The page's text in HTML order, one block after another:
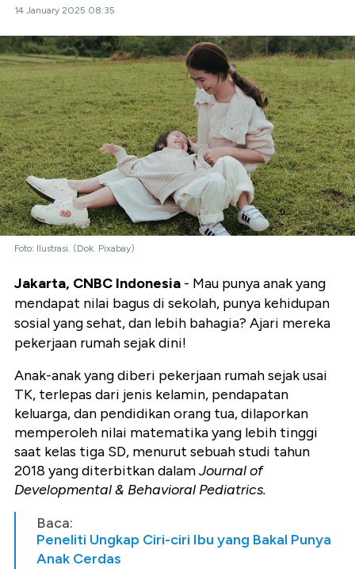
14 January 2025 08:35
Foto: Ilustrasi. (Dok. Pixabay)
Jakarta, CNBC Indonesia - Mau punya anak yang
mendapat nilai bagus di sekolah, punya kehidupan
sosial yang sehat, dan lebih bahagia? Ajari mereka
pekerjaan rumah sejak dini!
Anak-anak yang diberi pekerjaan rumah sejak usai
TK, terlepas dari jenis kelamin, pendapatan
keluarga, dan pendidikan orang tua, dilaporkan
memperoleh nilai matematika yang lebih tinggi
saat kelas tiga SD, menurut sebuah studi tahun
2018 yang diterbitkan dalamJournal of
Developmental & Behavioral Pediatrics.
Baca:
Peneliti Ungkap Ciri-ciri Ibu yang Bakal Punya
Anak Cerdas